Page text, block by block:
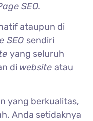
SEO.
ataupun di
SEO sendiri
yang seluruh
di websiteatau
yang berkualitas,
Anda setidaknya